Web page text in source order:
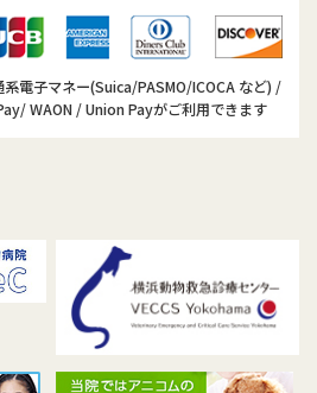
電子マネー(Suica/PASMO/ICOCA など) /
WAON / Union Payがご利用できます